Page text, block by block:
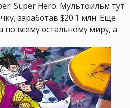
Super Hero. Мультфильм тут
заработав $20.1 млн. Еще
по всему остальному миру, а